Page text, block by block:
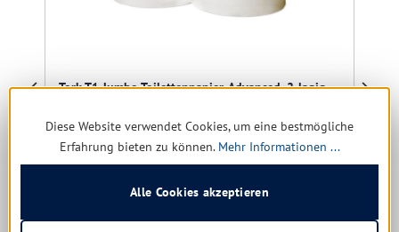
Tork T1 Jumbo Toilettenpapier, Advanced, 2-lagig
6 Rollen à 360 m
Diese Website verwendet Cookies, um eine bestmögliche
Erfahrung bieten zu können. Mehr Informationen ...
Alle Cookies akzeptieren